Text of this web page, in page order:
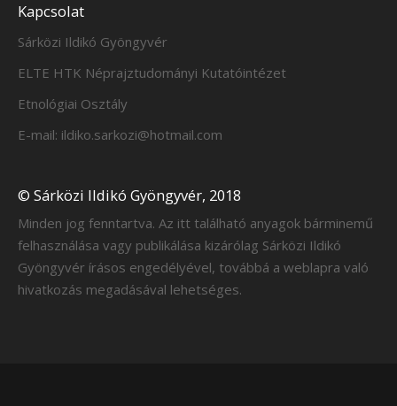
Kapcsolat
Sárközi Ildikó Gyöngyvér
ELTE HTK Néprajztudományi Kutatóintézet
Etnológiai Osztály
E-mail: ildiko.sarkozi@hotmail.com
© Sárközi Ildikó Gyöngyvér, 2018
Minden jog fenntartva. Az itt található anyagok bárminemű
felhasználása vagy publikálása kizárólag Sárközi Ildikó
Gyöngyvér írásos engedélyével, továbbá a weblapra való
hivatkozás megadásával lehetséges.